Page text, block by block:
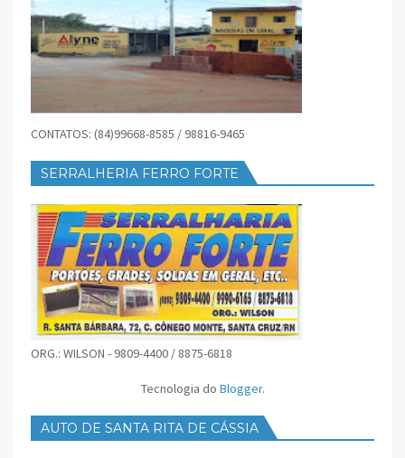
CONTATOS: (84)99668-8585 / 98816-9465
SERRALHERIA FERRO FORTE
ORG.: WILSON - 9809-4400 / 8875-6818
Tecnologia do Blogger.
AUTO DE SANTA RITA DE CÁSSIA